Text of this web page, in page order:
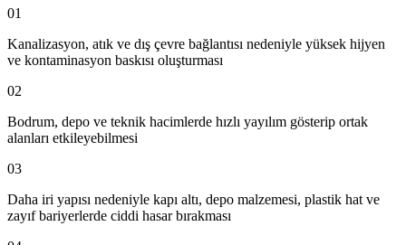
01
Kanalizasyon, atık ve dış çevre bağlantısı nedeniyle yüksek hijyen
ve kontaminasyon baskısı oluşturması
02
Bodrum, depo ve teknik hacimlerde hızlı yayılım gösterip ortak
alanları etkileyebilmesi
03
Daha iri yapısı nedeniyle kapı altı, depo malzemesi, plastik hat ve
zayıf bariyerlerde ciddi hasar bırakması